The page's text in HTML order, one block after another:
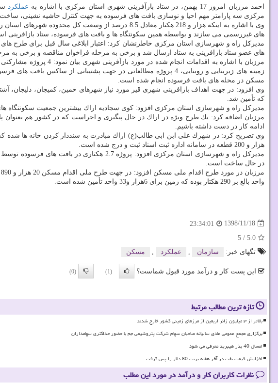
احمد مرزبان امروز 17 بهمن، در ستاد بازآفرینی شهری استان مركزی با اشاره به عملكرد
مركزی سه پارامتر مهم احیا و نوسازی بافت های فرسوده به جهت كنترل حاشیه نشینی، ساخت
های غیررسمی می سازند و بواسطه همین سكونتگاه ها و بافت های فرسوده، ستاد بازافرینی استانی بازآفرینی 17 محله را در ساوه و 13 محله را در اراك شناسایی
های عضو ستاد بازافرینی به ستاد ارسال شد و برخی به مرحله فراخوان مناقصه و برخی به
مرزبان با اشاره به اقدامات انجام شده در مورد بازآفرینی شهری بیان نمود: 4 پروژه مشاركتی شامل پروژه 336 واحدی در سكونتگاه غیررسمی، 151 پروژه در ساوه، پروزه 13 طبقه ای با مشاركت
مسكن در محله های بافت فرسوده انجام شده است.
وی افزود: در جهت اهداف بازافرینی شهری قیر مورد نیاز شهرهای خمین، كمیجان،
كه تأمین شد.
مدیركل راه و شهرسازی استان مركزی افزود: كوی سجادیه اراك بیشترین جمعیت سكونتگاه
مرزبان اضافه كرد: یك طرح ویژه در اراك در حال پیگیری و اجراست كه در كشور هم بعنوان
ادامه كار در دست داشته باشیم.
هزار و 200 قطعه در سامانه اداره ثبت اسناد ثبت و درج شده است.
در حال ساخت است.
واحد بالغ بر 290 هكتار بوده كه زمین برای 6هزار و33 واحد تأمین شده است.
1398/11/18
23:34:01
5.0
/
5
تگهای خبر:
سازمان , عملكرد , مسكن
این پست کار و درآمد مورد قبول شماست؟ (1)
(0)
تازه ترین مطالب مرتبط
بالاتر از ۳ میلیون زائر اربعین از مرزهای زمینی کشور خارج شدند
برگزاری مجمع عمومی عادی سالیانه صاحبان سهام شرکت پتروشیمی جم با حضور حداکثری سهامداران
امسال 40 بذر هیبرید معرفی می شود
افزایش قیمت نفت در آخر هفته برنت 80 دلار را پس گرفت
نظرات کاربران کار و درآمد در مورد این مطلب